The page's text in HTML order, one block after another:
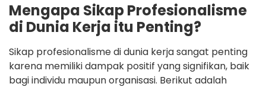
Mengapa Sikap Profesionalisme
di Dunia Kerja itu Penting?
Sikap profesionalisme di dunia kerja sangat penting
karena memiliki dampak positif yang signifikan, baik
bagi individu maupun organisasi. Berikut adalah